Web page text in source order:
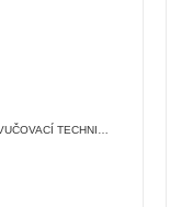
TECHNIKA